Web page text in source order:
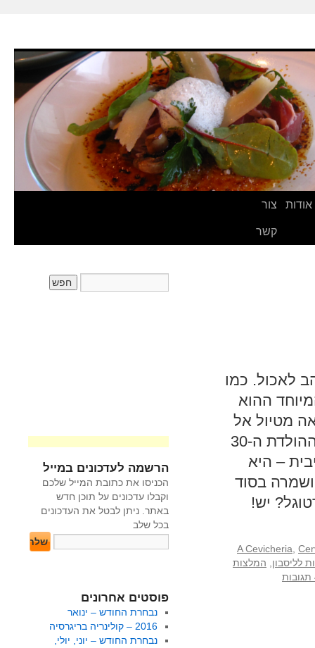
אודות צור
קשר
לאכול. כמו
ההוא
מטיול אל
מקומות שעדיין לא "התגלו" על ידי ההמון. לחגיגות יום ההולדת ה-30
– היא
בסוד
יש!
A Cevicheria
לליסבון
המלצות
הרשמה לעדכונים במייל
הכניסו את כתובת המייל שלכם
וקבלו עדכונים על תוכן חדש
באתר. ניתן לבטל את העדכונים
בכל שלב
פוסטים אחרונים
נבחרת החודש – ינואר
2016 – קולינריה בריגרסיה
נבחרת החודש – יוני, יולי,